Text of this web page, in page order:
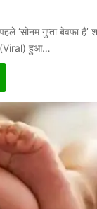
गुप्ता बेवफा है’
(Viral) हुआ…